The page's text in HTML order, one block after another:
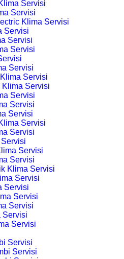
Servisi
Servisi
Klima Servisi
Servisi
Servisi
Servisi
Servisi
Servisi
Klima Servisi
Servisi
Servisi
Servisi
Servisi
Servisi
Servisi
Servisi
Klima Servisi
Servisi
Servisi
Servisi
Servisi
Servisi
Servisi
Servisi
Servisi